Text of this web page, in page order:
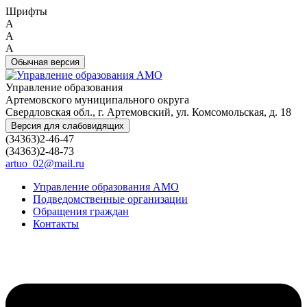
Шрифты
A
A
A
Обычная версия
Управление образования
Артемовского муниципального округа
Свердловская обл., г. Артемовский, ул. Комсомольская, д. 18
Версия для слабовидящих
(34363)2-46-47
(34363)2-48-73
artuo_02@mail.ru
Управление образования АМО
Подведомственные организации
Обращения граждан
Контакты